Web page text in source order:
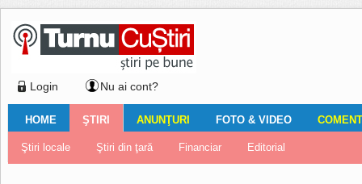
Login Nu ai cont?
HOME
Ştiri locale Turnaţi aici! Nemulţumirile localnicilor
ŞTIRI
Ştiri locale Ştiri din ţară Financiar Editorial
ANUNŢURI
Imobiliare Auto Închirieri Vânzări Locuri de muncă
FOTO & VIDEO
Galerii Foto Galerii video
Comentariul zilei